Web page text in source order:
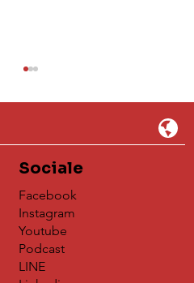
du Kyla Artist
Sociale
Facebook
Instagram
Youtube
Podcast
LINE